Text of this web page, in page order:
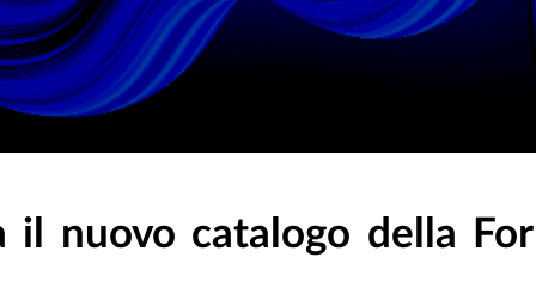
il nuovo catalogo della